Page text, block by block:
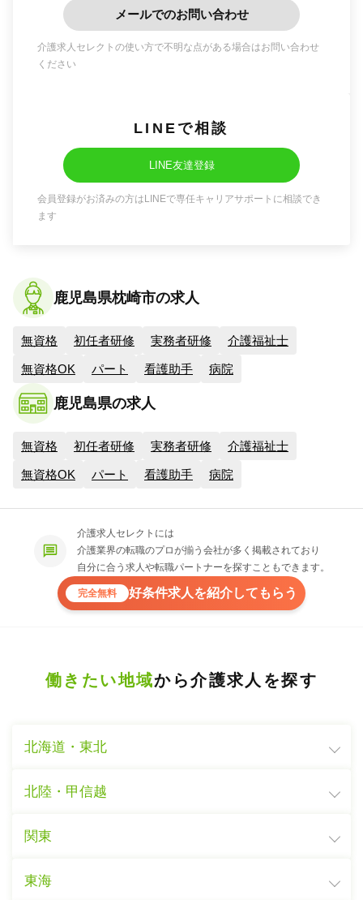
メールでのお問い合わせ
介護求人セレクトの使い方で不明な点がある場合はお問い合わせ
ください
LINEで相談
LINE友達登録
会員登録がお済みの方はLINEで専任キャリアサポートに相談でき
ます
鹿児島県枕崎市の求人
無資格 初任者研修 実務者研修 介護福祉士
無資格OK パート 看護助手 病院
鹿児島県の求人
無資格 初任者研修 実務者研修 介護福祉士
無資格OK パート 看護助手 病院
介護求人セレクトには
介護業界の転職のプロが揃う会社が多く掲載されており
自分に合う求人や転職パートナーを探すこともできます。
完全無料 好条件求人を紹介してもらう
働きたい地域から介護求人を探す
北海道・東北
北陸・甲信越
関東
東海